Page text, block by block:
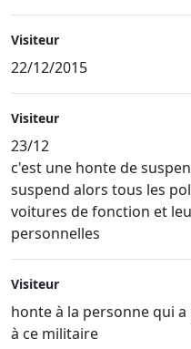
Visiteur
22/12/2015
Visiteur
23/12
c'est une honte de
suspend alors tous les
voitures de fonction et
personnelles
Visiteur
honte à la personne qui
à ce militaire